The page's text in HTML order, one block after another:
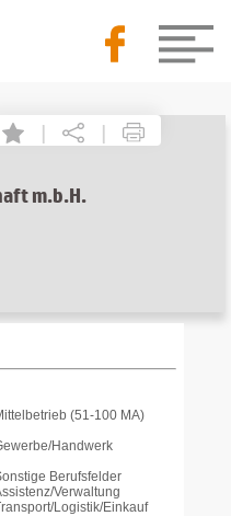
| |
m.b.H.
(51-100 MA)
Handwerk
Berufsfelder
Verwaltung
Logistik/Einkauf